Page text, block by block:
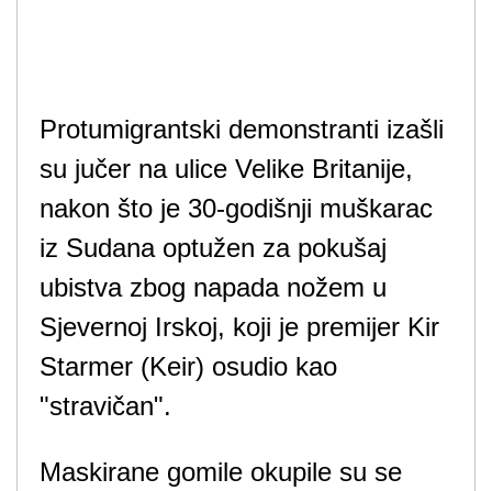
Protumigrantski demonstranti izašli
su jučer na ulice Velike Britanije,
nakon što je 30-godišnji muškarac
iz Sudana optužen za pokušaj
ubistva zbog napada nožem u
Sjevernoj Irskoj, koji je premijer Kir
Starmer (Keir) osudio kao
"stravičan".
Maskirane gomile okupile su se